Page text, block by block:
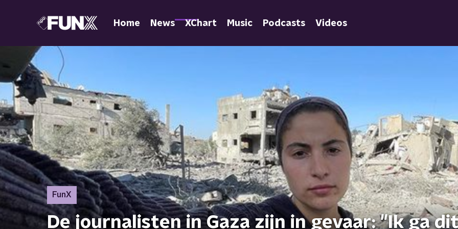
Home News XChart Music Podcasts Videos
FunX
De journalisten in Gaza zijn in gevaar: "Ik ga